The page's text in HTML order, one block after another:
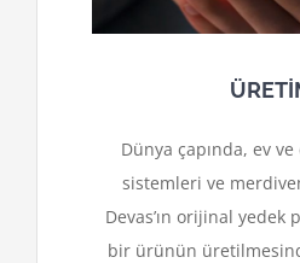
Dünya çapında, ev
sistemleri ve
Devas’ın orijinal yedek
bir ürünün